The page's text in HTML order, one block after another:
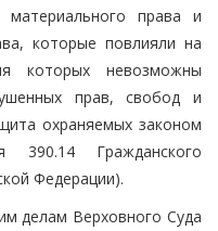
права и
которые повлияли на
которых невозможны
прав, свобод и
охраняемых законом
390.14 Гражданского
Федерации).
делам Верховного Суда